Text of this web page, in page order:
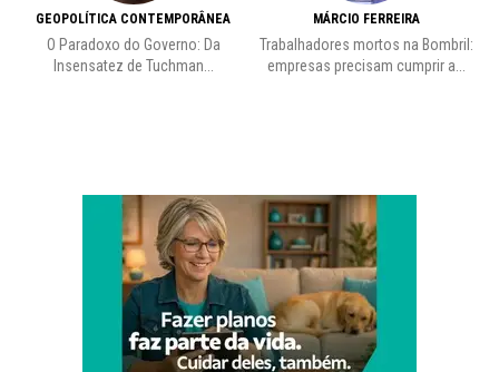
GEOPOLÍTICA CONTEMPORÂNEA
O Paradoxo do Governo: Da
Insensatez de Tuchman...
MÁRCIO FERREIRA
Trabalhadores mortos na Bombril:
empresas precisam cumprir a...